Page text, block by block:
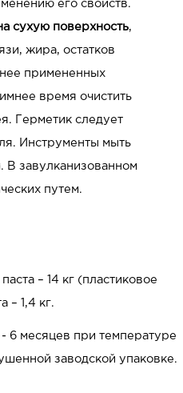
его свойств.
сухую поверхность,
жира, остатков
примененных
время очистить
Герметик следует
Инструменты мыть
В завулканизованном
путем.
– 14 кг (пластиковое
– 1,4 кг.
6 месяцев при температуре
заводской упаковке.